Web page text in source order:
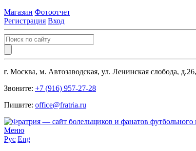
Магазин Фотоотчет
Регистрация Вход
г. Москва, м. Автозаводская, ул. Ленинская слобода,
Звоните: +7 (916) 957-27-28
Пишите: office@fratria.ru
Меню
Рус Eng